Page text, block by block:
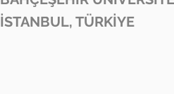
İSTANBUL, TÜRKİYE